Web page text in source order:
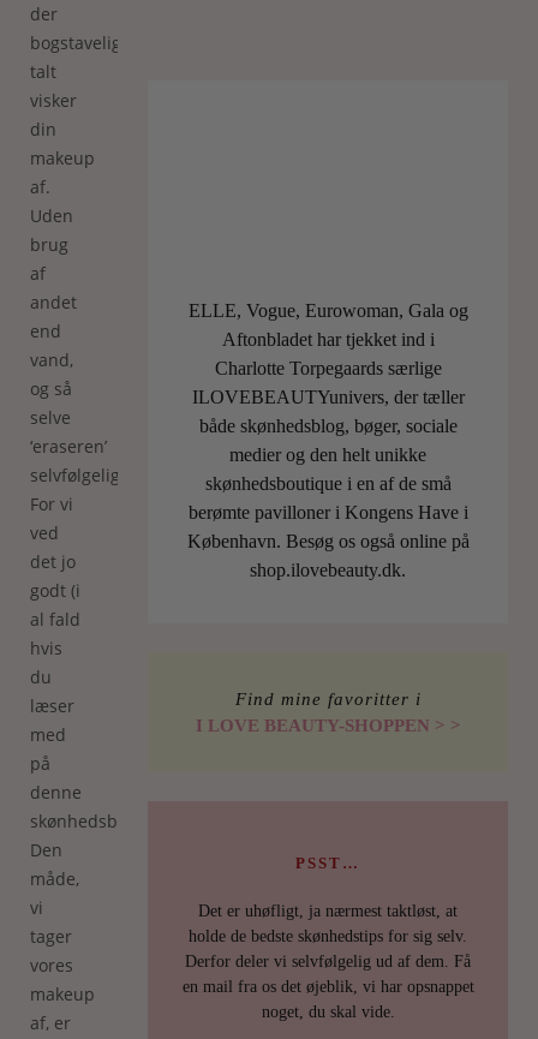
der
bogstaveligt
talt
visker
din
makeup
af.
Uden
brug
af
andet
end
vand,
og så
selve
‘eraseren’
selvfølgelig.
For vi
ved
det jo
godt (i
al fald
hvis
du
læser
med
på
denne
skønhedsblog):
Den
måde,
vi
tager
vores
makeup
af, er
ELLE, Vogue, Eurowoman, Gala og
Aftonbladet har tjekket ind i
Charlotte Torpegaards særlige
ILOVEBEAUTYunivers, der tæller
både skønhedsblog, bøger, sociale
medier og den helt unikke
skønhedsboutique i en af de små
berømte pavilloner i Kongens Have i
København. Besøg os også online på
shop.ilovebeauty.dk.
Find mine favoritter i
I LOVE BEAUTY-SHOPPEN > >
PSST…
Det er uhøfligt, ja nærmest taktløst, at
holde de bedste skønhedstips for sig selv.
Derfor deler vi selvfølgelig ud af dem. Få
en mail fra os det øjeblik, vi har opsnappet
noget, du skal vide.